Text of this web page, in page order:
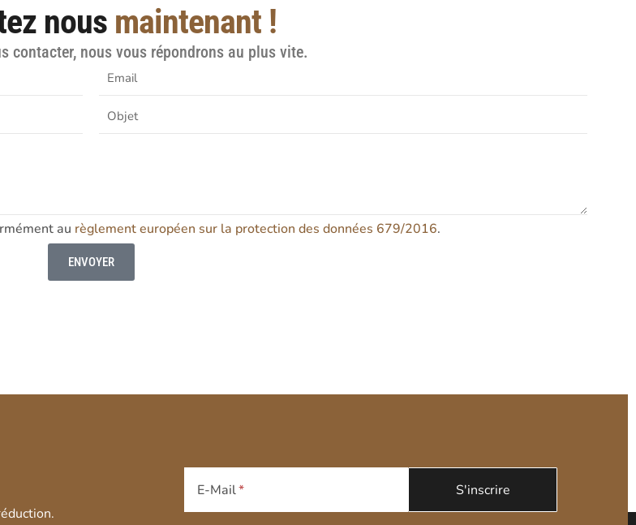
nous maintenant !
contacter, nous vous répondrons au plus vite.
au règlement européen sur la protection des données 679/2016.
ENVOYER
E-Mail